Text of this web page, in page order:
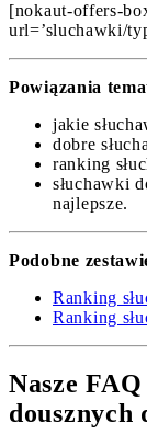
[nokaut-
url=’sluchawki/
Powiązania
jakie
dobre
ranking
słuchawki
najlepsze.
Podobne
Ranking
Ranking
Nasze
dousznych